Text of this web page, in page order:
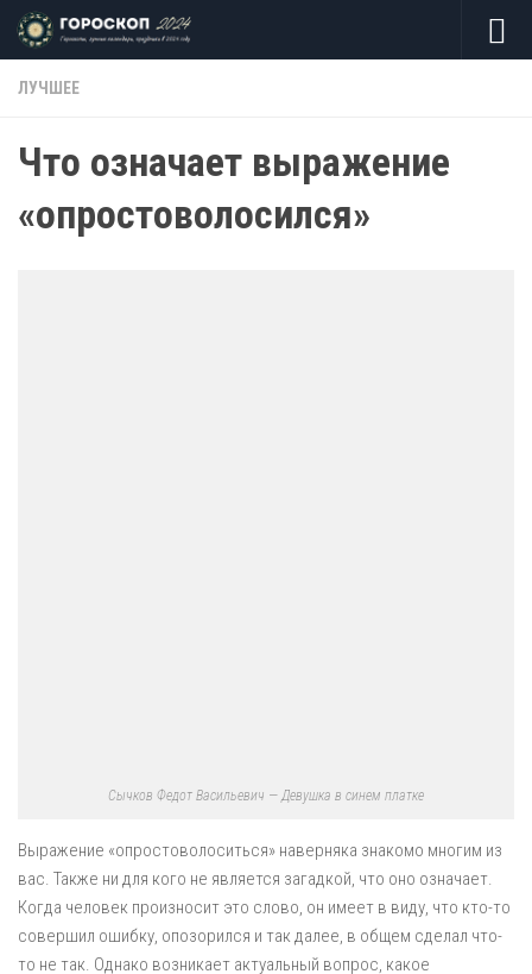
Skip to content
ЛУЧШЕЕ
Что означает выражение
«опростоволосился»
Сычков Федот Васильевич — Девушка в синем платке
Выражение «опростоволоситься» наверняка знакомо многим из
вас. Также ни для кого не является загадкой, что оно означает.
Когда человек произносит это слово, он имеет в виду, что кто-то
совершил ошибку, опозорился и так далее, в общем сделал что-
то не так. Однако возникает актуальный вопрос, какое